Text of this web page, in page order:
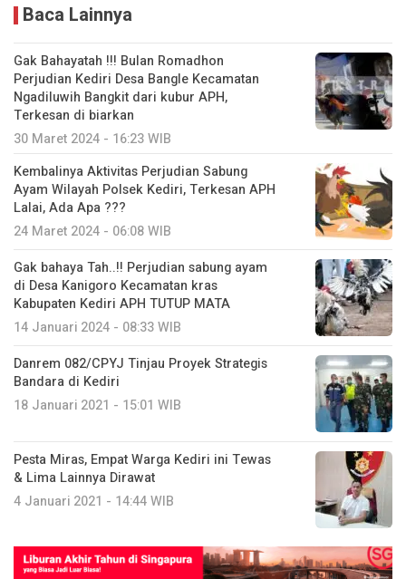
Baca Lainnya
Gak Bahayatah !!! Bulan Romadhon
Perjudian Kediri Desa Bangle Kecamatan
Ngadiluwih Bangkit dari kubur APH,
Terkesan di biarkan
30 Maret 2024 - 16:23 WIB
Kembalinya Aktivitas Perjudian Sabung
Ayam Wilayah Polsek Kediri, Terkesan APH
Lalai, Ada Apa ???
24 Maret 2024 - 06:08 WIB
Gak bahaya Tah..!! Perjudian sabung ayam
di Desa Kanigoro Kecamatan kras
Kabupaten Kediri APH TUTUP MATA
14 Januari 2024 - 08:33 WIB
Danrem 082/CPYJ Tinjau Proyek Strategis
Bandara di Kediri
18 Januari 2021 - 15:01 WIB
Pesta Miras, Empat Warga Kediri ini Tewas
& Lima Lainnya Dirawat
4 Januari 2021 - 14:44 WIB